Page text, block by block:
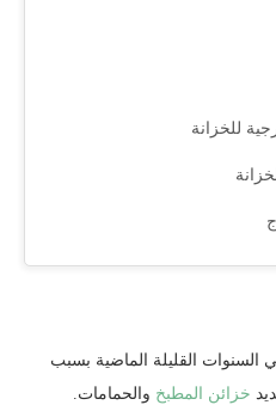
للخزانة
السنوات القليلة الماضية بسبب
خزائن المطبخ والحمامات.